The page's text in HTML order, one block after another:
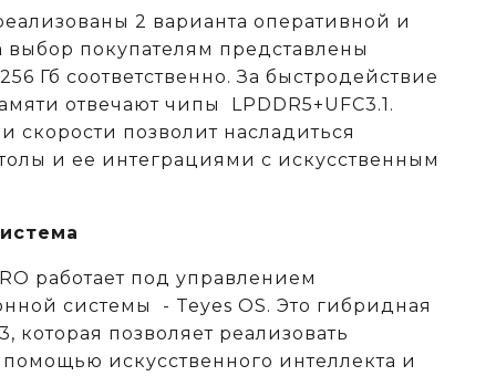
2 варианта оперативной и
покупателям представлены
Гб соответственно. За быстродействие
отвечают чипы LPDDR5+UFC3.1.
скорости позволит насладиться
и ее интеграциями с искусственным
работает под управлением
системы - Teyes OS. Это гибридная
которая позволяет реализовать
искусственного интеллекта и